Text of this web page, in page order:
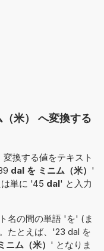
米） へ変換する
換する値をテキスト
dal を ミニム（米） '
単に '45 dal' と入力
名の間の単語 'を' (ま
たとえば、'23 dal を
ニム（米） ' となりま